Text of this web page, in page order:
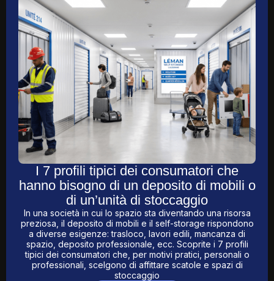
I 7 profili tipici dei consumatori che
hanno bisogno di un deposito di mobili o
di un’unità di stoccaggio
In una società in cui lo spazio sta diventando una risorsa
preziosa, il deposito di mobili e il self-storage rispondono
a diverse esigenze: trasloco, lavori edili, mancanza di
spazio, deposito professionale, ecc. Scoprite i 7 profili
tipici dei consumatori che, per motivi pratici, personali o
professionali, scelgono di affittare scatole e spazi di
stoccaggio